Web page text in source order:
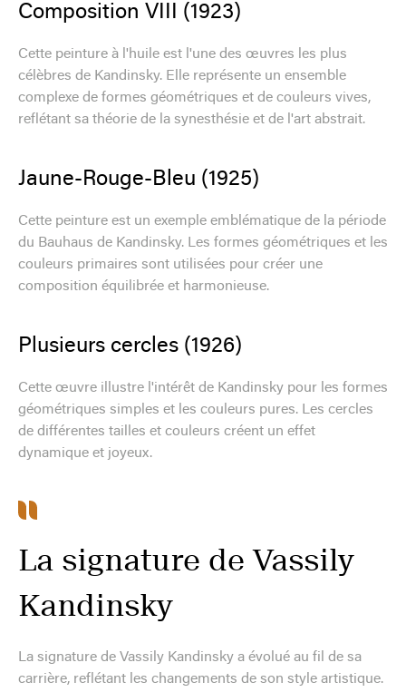
Composition VIII (1923)
Cette peinture à l'huile est l'une des œuvres les plus
célèbres de Kandinsky. Elle représente un ensemble
complexe de formes géométriques et de couleurs vives,
reflétant sa théorie de la synesthésie et de l'art abstrait.
Jaune-Rouge-Bleu (1925)
Cette peinture est un exemple emblématique de la période
du Bauhaus de Kandinsky. Les formes géométriques et les
couleurs primaires sont utilisées pour créer une
composition équilibrée et harmonieuse.
Plusieurs cercles (1926)
Cette œuvre illustre l'intérêt de Kandinsky pour les formes
géométriques simples et les couleurs pures. Les cercles
de différentes tailles et couleurs créent un effet
dynamique et joyeux.
La signature de Vassily
Kandinsky
La signature de Vassily Kandinsky a évolué au fil de sa
carrière, reflétant les changements de son style artistique.